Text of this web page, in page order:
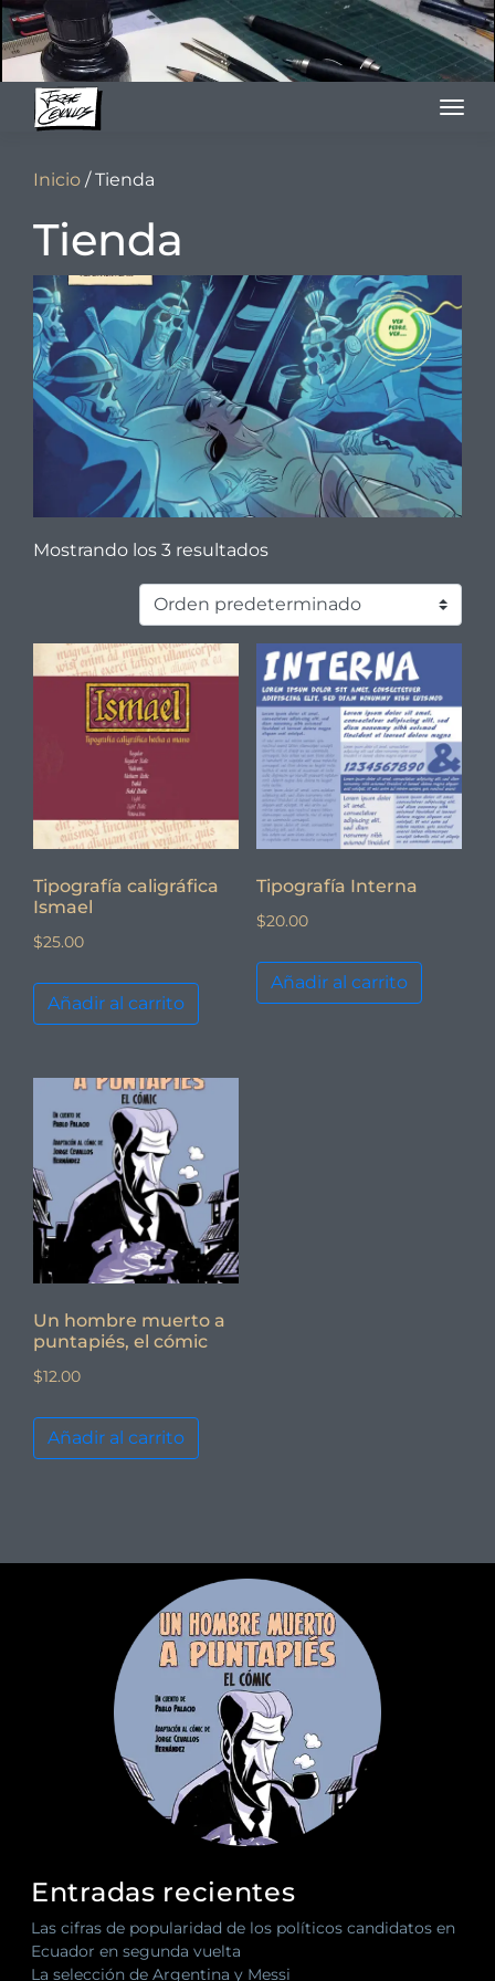
Skip
to
content
Inicio / Tienda
Tienda
Mostrando los 3 resultados
Tipografía caligráfica
Ismael
$25.00
Añadir al carrito
Tipografía Interna
$20.00
Añadir al carrito
Un hombre muerto a
puntapiés, el cómic
$12.00
Añadir al carrito
Entradas recientes
Las cifras de popularidad de los políticos candidatos en
Ecuador en segunda vuelta
La selección de Argentina y Messi